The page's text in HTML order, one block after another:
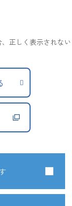
正しく表示されない